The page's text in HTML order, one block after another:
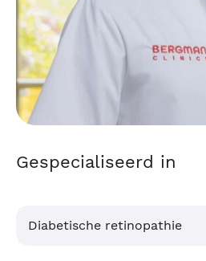
Gespecialiseerd in
Diabetische retinopathie